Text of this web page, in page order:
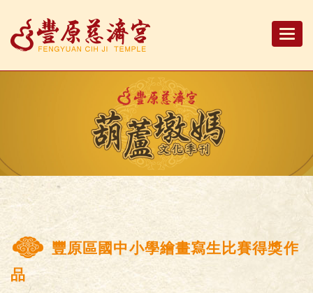
豐原區國中小學繪畫寫生比賽得獎作
品